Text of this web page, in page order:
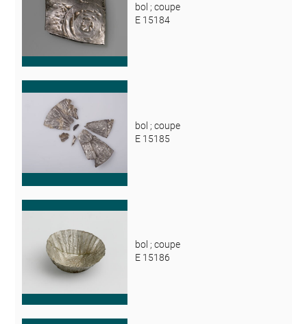
bol ; coupe
E 15184
bol ; coupe
E 15185
bol ; coupe
E 15186